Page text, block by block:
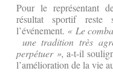
Pour le représentant
résultat sportif
l’événement. « Le
une tradition très
perpétuer », a-t-il
l’amélioration de la vie